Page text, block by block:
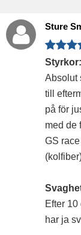
Sture
Styrkor:
Absolut
till
på för
med de
GS
Efter
har ja